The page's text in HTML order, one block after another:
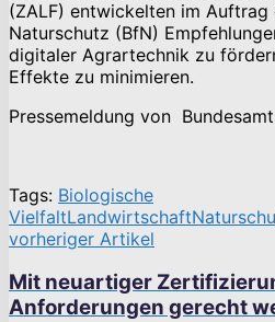
(ZALF) entwickelten im Auftrag
Naturschutz (BfN)
digitaler Agrartechnik zu
Effekte zu minimieren.
Pressemeldung von
Tags: Biologische
VielfaltLandwirtschaft
vorheriger Artikel
Mit neuartiger
Anforderungen gerecht